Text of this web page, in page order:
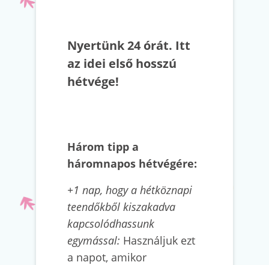
Nyertünk 24 órát. Itt
az idei első hosszú
hétvége!
Három tipp a
háromnapos hétvégére:
+1 nap, hogy a hétköznapi
teendőkből kiszakadva
kapcsolódhassunk
egymással: Használjuk ezt
a napot, amikor